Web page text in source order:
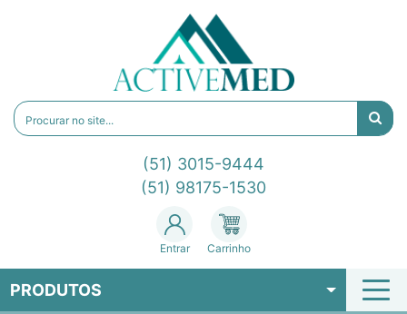
(51) 3015-9444
(51) 98175-1530
Entrar Carrinho
PRODUTOS